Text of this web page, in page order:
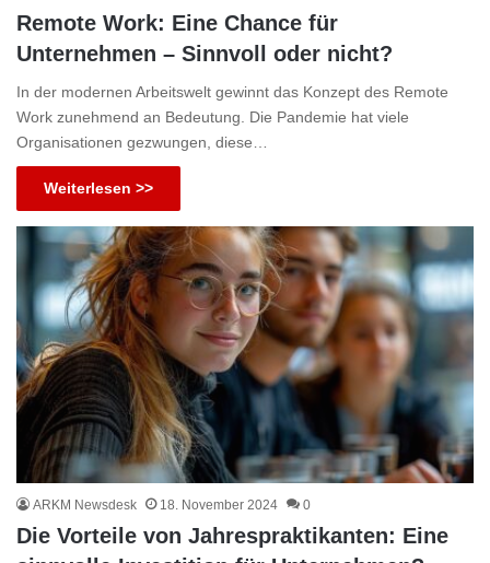
Remote Work: Eine Chance für
Unternehmen – Sinnvoll oder nicht?
In der modernen Arbeitswelt gewinnt das Konzept des Remote
Work zunehmend an Bedeutung. Die Pandemie hat viele
Organisationen gezwungen, diese…
Weiterlesen >>
ARKM Newsdesk 18. November 2024 0
Die Vorteile von Jahrespraktikanten: Eine